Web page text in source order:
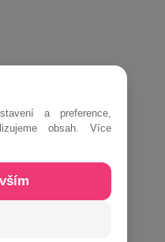
a preference,
obsah. Více